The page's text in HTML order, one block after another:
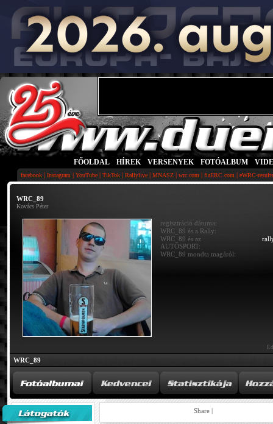
FŐOLDAL HÍREK VERSENYEK FOTÓALBUM
facebook | Instagram | YouTube | TikTok | Rallylive | MNASZ | wrc.com | fiaERC.com | eWRC-
WRC_89
Kovács Péter
regisztráció dátuma:
WRC_89 és a Rally:
WRC_89 és az
AUTÓSPORT:
WRC_89 mondta magáról:
WRC_89
Share |